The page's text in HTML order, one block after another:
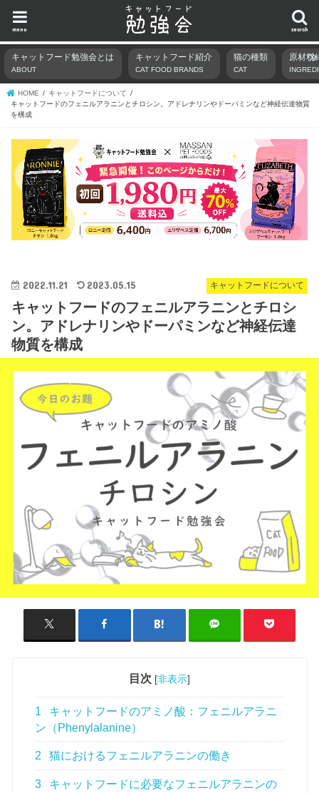
search
menu
キャットフード勉強会とは
ABOUT
キャットフード紹介
CAT FOOD BRANDS
猫の種類
CAT
原材料
HOME
キャットフードについて
キャットフードのフェニルアラニンとチロシン。アドレナリンやドーパミンなど神経伝達物質
を構成
キャットフードについて
2022.11.21 2023.05.15
キャットフードのフェニルアラニンとチロシ
ン。アドレナリンやドーパミンなど神経伝達
物質を構成
目次 [非表示]
1
キャットフードのアミノ酸：フェニルアラニ
ン（Phenylalanine）
2 猫におけるフェニルアラニンの働き
3
キャットフードに必要なフェニルアラニンの